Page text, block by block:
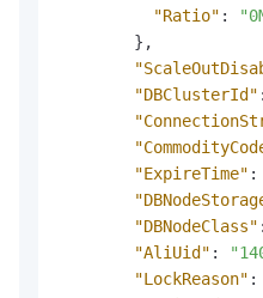
"Ratio" :
} ,
"DBClusterId" :
"ExpireTime" :
"DBNodeClass" :
"AliUid" :
"LockReason" :